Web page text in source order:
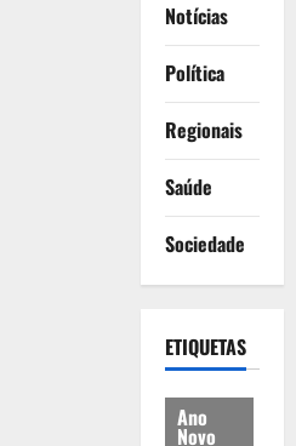
Notícias
Política
Regionais
Saúde
Sociedade
ETIQUETAS
Ano
Novo